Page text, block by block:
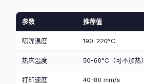
参数 推荐值
喷嘴温度 190-220°C
热床温度 50-60°C（可不加热）
打印速度 40-80 mm/s